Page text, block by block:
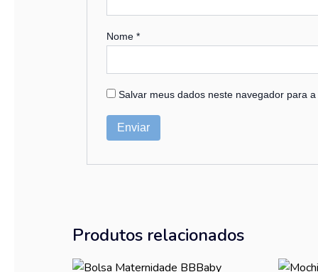
Nome *
Salvar meus dados neste navegador para
Produtos relacionados
O
O
Este